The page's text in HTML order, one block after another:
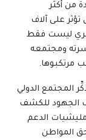
من أكثر
تؤثر على آلاف
ليست فقط
ومجتمعه
مرتكبوها.
المجتمع الدولي
الجهود للكشف
الدعم
المواطن